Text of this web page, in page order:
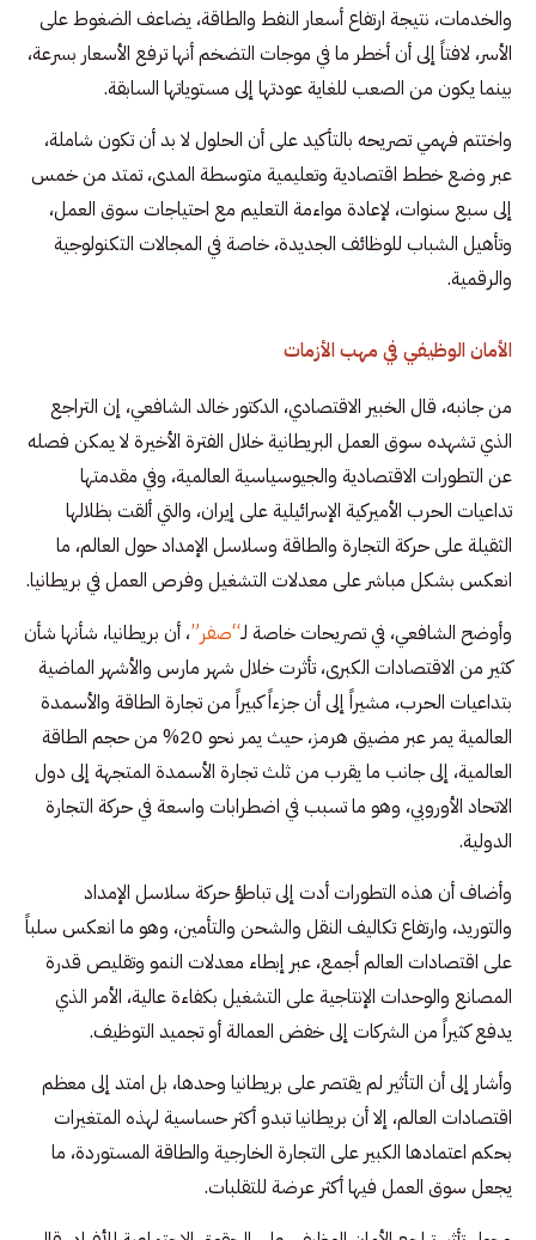
والخدمات، نتيجة ارتفاع أسعار النفط والطاقة، يضاعف الضغوط على
الأسر، لافتاً إلى أن أخطر ما في موجات التضخم أنها ترفع الأسعار بسرعة،
بينما يكون من الصعب للغاية عودتها إلى مستوياتها السابقة.
واختتم فهمي تصريحه بالتأكيد على أن الحلول لا بد أن تكون شاملة،
عبر وضع خطط اقتصادية وتعليمية متوسطة المدى، تمتد من خمس
إلى سبع سنوات، لإعادة مواءمة التعليم مع احتياجات سوق العمل،
وتأهيل الشباب للوظائف الجديدة، خاصة في المجالات التكنولوجية
والرقمية.
الأمان الوظيفي في مهب الأزمات
من جانبه، قال الخبير الاقتصادي، الدكتور خالد الشافعي، إن التراجع
الذي تشهده سوق العمل البريطانية خلال الفترة الأخيرة لا يمكن فصله
عن التطورات الاقتصادية والجيوسياسية العالمية، وفي مقدمتها
تداعيات الحرب الأميركية الإسرائيلية على إيران، والتي ألقت بظلالها
الثقيلة على حركة التجارة والطاقة وسلاسل الإمداد حول العالم، ما
انعكس بشكل مباشر على معدلات التشغيل وفرص العمل في بريطانيا.
وأوضح الشافعي، في تصريحات خاصة لـ“صفر”، أن بريطانيا، شأنها شأن
كثير من الاقتصادات الكبرى، تأثرت خلال شهر مارس والأشهر الماضية
بتداعيات الحرب، مشيراً إلى أن جزءاً كبيراً من تجارة الطاقة والأسمدة
العالمية يمر عبر مضيق هرمز، حيث يمر نحو 20% من حجم الطاقة
العالمية، إلى جانب ما يقرب من ثلث تجارة الأسمدة المتجهة إلى دول
الاتحاد الأوروبي، وهو ما تسبب في اضطرابات واسعة في حركة التجارة
الدولية.
وأضاف أن هذه التطورات أدت إلى تباطؤ حركة سلاسل الإمداد
والتوريد، وارتفاع تكاليف النقل والشحن والتأمين، وهو ما انعكس سلباً
على اقتصادات العالم أجمع، عبر إبطاء معدلات النمو وتقليص قدرة
المصانع والوحدات الإنتاجية على التشغيل بكفاءة عالية، الأمر الذي
يدفع كثيراً من الشركات إلى خفض العمالة أو تجميد التوظيف.
وأشار إلى أن التأثير لم يقتصر على بريطانيا وحدها، بل امتد إلى معظم
اقتصادات العالم، إلا أن بريطانيا تبدو أكثر حساسية لهذه المتغيرات
بحكم اعتمادها الكبير على التجارة الخارجية والطاقة المستوردة، ما
يجعل سوق العمل فيها أكثر عرضة للتقلبات.